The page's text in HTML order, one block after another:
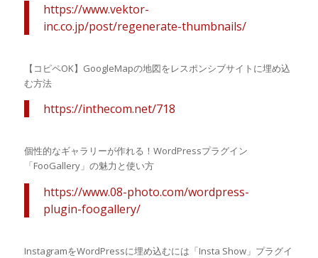
https://www.vektor-
inc.co.jp/post/regenerate-thumbnails/
【コピペOK】GoogleMapの地図をレスポンシブサイトに埋め込
む方法
https://inthecom.net/718
個性的なギャラリーが作れる！WordPressプラグイン
「FooGallery」の魅力と使い方
https://www.08-photo.com/wordpress-
plugin-foogallery/
InstagramをWordPressに埋め込むには「Insta Show」プラグイ